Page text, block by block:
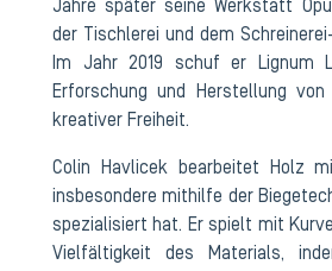
Jahre später seine Werkstatt
der Tischlerei und dem
Im Jahr 2019 schuf er Lignum
Erforschung und Herstellung
kreativer Freiheit.
Colin Havlicek bearbeitet Holz
insbesondere mithilfe der
spezialisiert hat. Er spielt mit
Vielfältigkeit des Materials,